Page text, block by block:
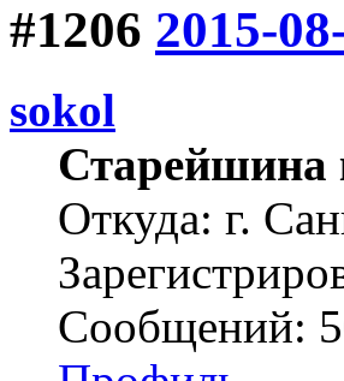
#1206 2015-
sokol
Старейшина
Откуда: г.
Сообщений: